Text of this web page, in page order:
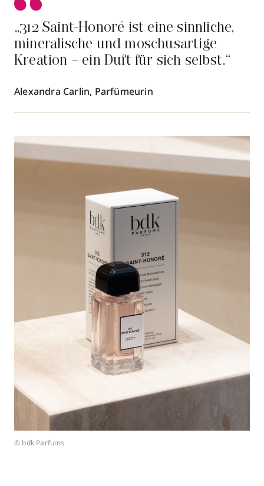
„312 Saint-Honoré ist eine sinnliche,
mineralische und moschusartige
Kreation – ein Duft für sich selbst.“
Alexandra Carlin, Parfümeurin
© bdk Parfums